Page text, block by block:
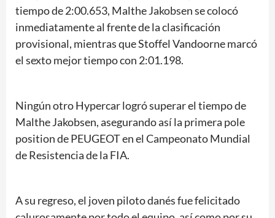
tiempo de 2:00.653, Malthe Jakobsen se colocó
inmediatamente al frente de la clasificación
provisional, mientras que Stoffel Vandoorne marcó
el sexto mejor tiempo con 2:01.198.
Ningún otro Hypercar logró superar el tiempo de
Malthe Jakobsen, asegurando así la primera pole
position de PEUGEOT en el Campeonato Mundial
de Resistencia de la FIA.
A su regreso, el joven piloto danés fue felicitado